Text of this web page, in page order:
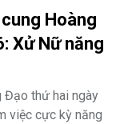
Hoàng
Xử Nữ năng
Đạo thứ hai ngày
việc cực kỳ năng